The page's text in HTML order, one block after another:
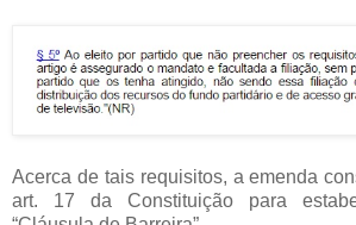
Acerca de tais requisitos, a emenda
art. 17 da Constituição para